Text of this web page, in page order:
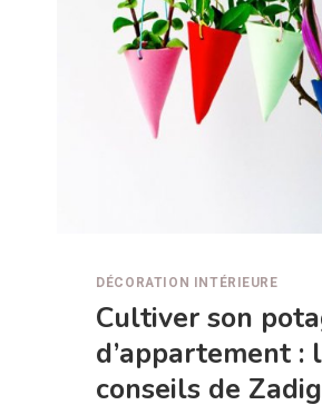
DÉCORATION INTÉRIEURE
Cultiver son
d’appartement :
conseils de Zadig